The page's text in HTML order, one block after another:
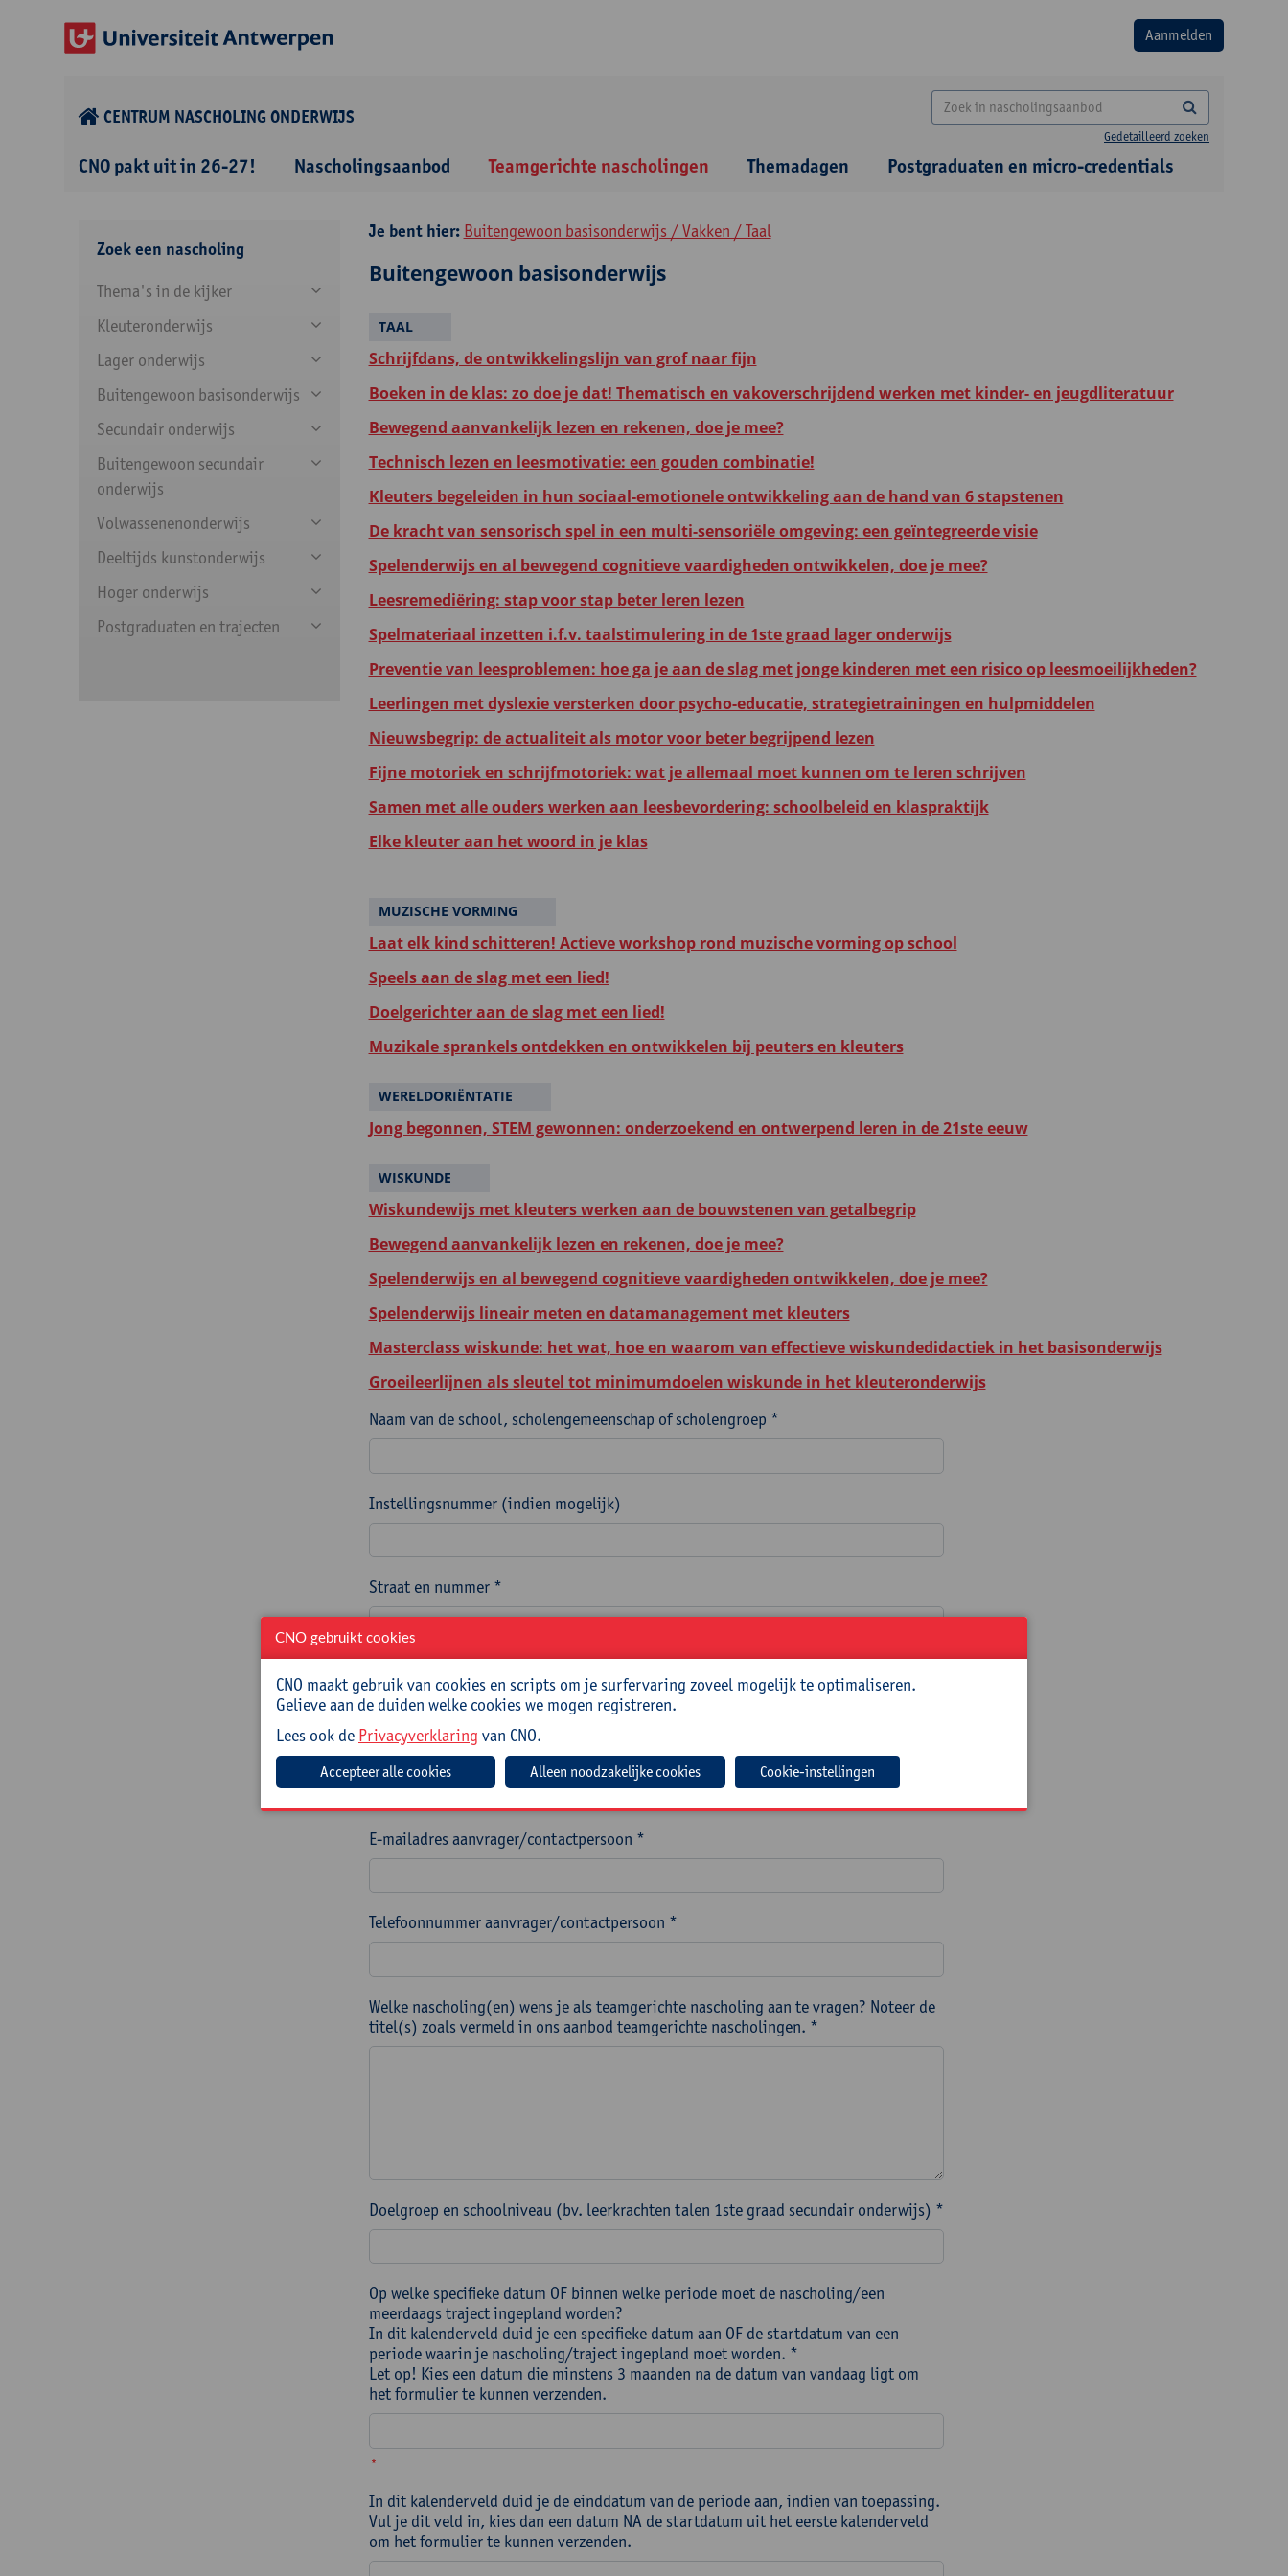
CENTRUM NASCHOLING ONDERWIJS
Gedetailleerd zoeken
CNO pakt uit in 26-27! Nascholingsaanbod Teamgerichte nascholingen Themadagen Postgraduaten en micro-credentials
Zoek een nascholing
Thema's in de kijker
Kleuteronderwijs
Lager onderwijs
Buitengewoon basisonderwijs
Secundair onderwijs
Buitengewoon secundair
onderwijs
Volwassenenonderwijs
Deeltijds kunstonderwijs
Hoger onderwijs
Postgraduaten en trajecten
Je bent hier: Buitengewoon basisonderwijs / Vakken / Taal
Buitengewoon basisonderwijs
TAAL
Schrijfdans, de ontwikkelingslijn van grof naar fijn
Boeken in de klas: zo doe je dat! Thematisch en vakoverschrijdend werken met kinder- en jeugdliteratuur
Bewegend aanvankelijk lezen en rekenen, doe je mee?
Technisch lezen en leesmotivatie: een gouden combinatie!
Kleuters begeleiden in hun sociaal-emotionele ontwikkeling aan de hand van 6 stapstenen
De kracht van sensorisch spel in een multi-sensoriële omgeving: een geïntegreerde visie
Spelenderwijs en al bewegend cognitieve vaardigheden ontwikkelen, doe je mee?
Leesremediëring: stap voor stap beter leren lezen
Spelmateriaal inzetten i.f.v. taalstimulering in de 1ste graad lager onderwijs
Preventie van leesproblemen: hoe ga je aan de slag met jonge kinderen met een risico op leesmoeilijkheden?
Leerlingen met dyslexie versterken door psycho-educatie, strategietrainingen en hulpmiddelen
Nieuwsbegrip: de actualiteit als motor voor beter begrijpend lezen
Fijne motoriek en schrijfmotoriek: wat je allemaal moet kunnen om te leren schrijven
Samen met alle ouders werken aan leesbevordering: schoolbeleid en klaspraktijk
Elke kleuter aan het woord in je klas
MUZISCHE VORMING
Laat elk kind schitteren! Actieve workshop rond muzische vorming op school
Speels aan de slag met een lied!
Doelgerichter aan de slag met een lied!
Muzikale sprankels ontdekken en ontwikkelen bij peuters en kleuters
WERELDORIËNTATIE
Jong begonnen, STEM gewonnen: onderzoekend en ontwerpend leren in de 21ste eeuw
WISKUNDE
Wiskundewijs met kleuters werken aan de bouwstenen van getalbegrip
Bewegend aanvankelijk lezen en rekenen, doe je mee?
Spelenderwijs en al bewegend cognitieve vaardigheden ontwikkelen, doe je mee?
Spelenderwijs lineair meten en datamanagement met kleuters
Masterclass wiskunde: het wat, hoe en waarom van effectieve wiskundedidactiek in het basisonderwijs
Groeileerlijnen als sleutel tot minimumdoelen wiskunde in het kleuteronderwijs
Naam van de school, scholengemeenschap of scholengroep *
Instellingsnummer (indien mogelijk)
Straat en nummer *
Naam en voornaam aanvrager/contactpersoon *
E-mailadres aanvrager/contactpersoon *
Telefoonnummer aanvrager/contactpersoon *
Welke nascholing(en) wens je als teamgerichte nascholing aan te vragen? Noteer de
titel(s) zoals vermeld in ons aanbod teamgerichte nascholingen. *
Doelgroep en schoolniveau (bv. leerkrachten talen 1ste graad secundair onderwijs) *
Op welke specifieke datum OF binnen welke periode moet de nascholing/een
meerdaags traject ingepland worden?
In dit kalenderveld duid je een specifieke datum aan OF de startdatum van een
periode waarin je nascholing/traject ingepland moet worden. *
Let op! Kies een datum die minstens 3 maanden na de datum van vandaag ligt om
het formulier te kunnen verzenden.
*
In dit kalenderveld duid je de einddatum van de periode aan, indien van toepassing.
Vul je dit veld in, kies dan een datum NA de startdatum uit het eerste kalenderveld
om het formulier te kunnen verzenden.
CNO gebruikt cookies
CNO maakt gebruik van cookies en scripts om je surfervaring zoveel mogelijk te optimaliseren.
Gelieve aan de duiden welke cookies we mogen registreren.
Lees ook de Privacyverklaring van CNO.
Cookie-instellingen